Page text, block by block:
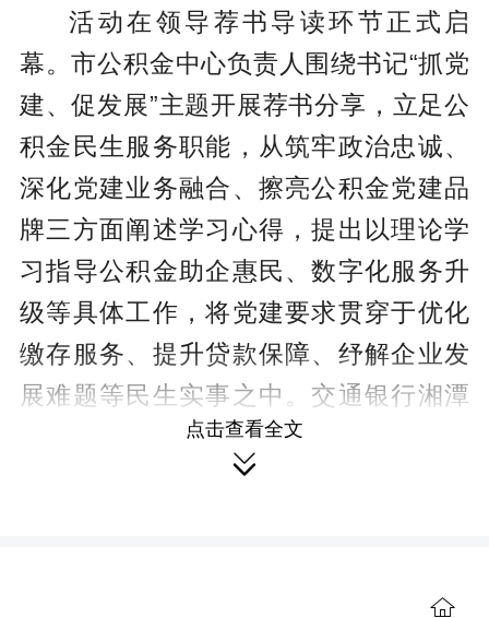
活动在领导荐书导读环节正式启
幕。市公积金中心负责人围绕书记“抓党
建、促发展”主题开展荐书分享，立足公
积金民生服务职能，从筑牢政治忠诚、
深化党建业务融合、擦亮公积金党建品
牌三方面阐述学习心得，提出以理论学
习指导公积金助企惠民、数字化服务升
级等具体工作，将党建要求贯穿于优化
缴存服务、提升贷款保障、纾解企业发
展难题等民生实事之中。交通银行湘潭
分行负责人围绕红色经典《论持久战》
开展荐书导读，立足时代发展大势分享
点击查看全文
